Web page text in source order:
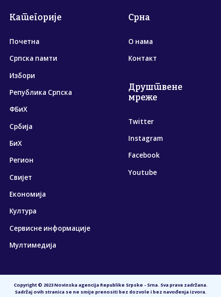
Категорије
Почетна
Српска памти
Избори
Република Српска
ФБиХ
Србија
БиХ
Регион
Свијет
Економија
Култура
Сервисне информације
Мултимедија
Срна
О нама
Контакт
Друштвене
мреже
Twitter
Instagram
Facebook
Youtube
Copyright © 2023 Novinska agencija Republike Srpske - Srna. Sva prava zadržana.
Sadržaj ovih stranica se ne smije prenositi bez dozvole i bez navođenja izvora.